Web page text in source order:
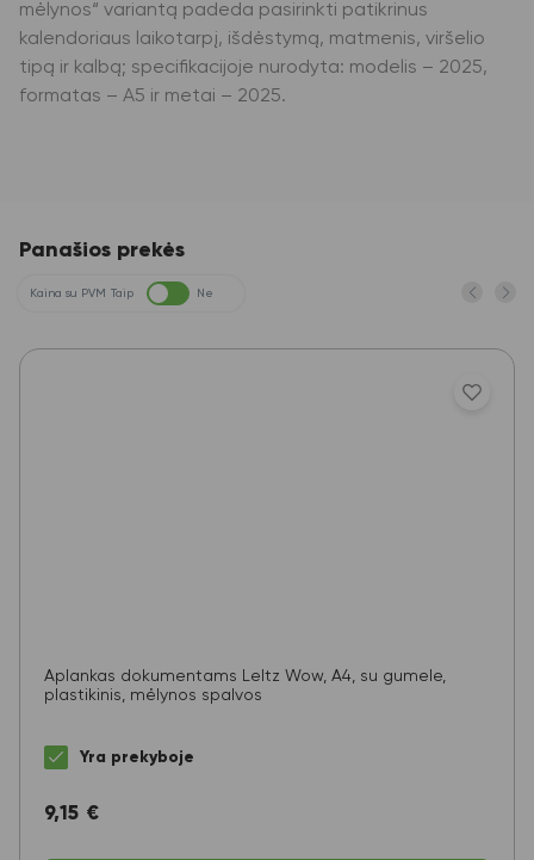
mėlynos“ variantą padeda pasirinkti patikrinus
kalendoriaus laikotarpį, išdėstymą, matmenis, viršelio
tipą ir kalbą; specifikacijoje nurodyta: modelis – 2025,
formatas – A5 ir metai – 2025.
Panašios prekės
Kaina su PVM Taip Ne
Aplankas dokumentams LeItz Wow, A4, su gumele,
plastikinis, mėlynos spalvos
Yra prekyboje
9,15 €